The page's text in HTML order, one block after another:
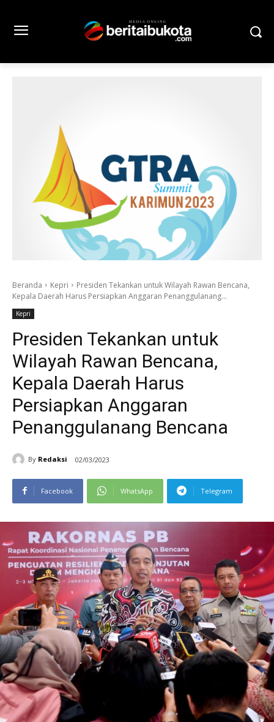
Beranda Kepri
Presiden Tekankan untuk Wilayah Rawan Bencana,
Kepala Daerah Harus Persiapkan Anggaran Penanggulanang...
Kepri
Presiden Tekankan untuk
Wilayah Rawan Bencana,
Kepala Daerah Harus
Persiapkan Anggaran
Penanggulanang Bencana
By Redaksi 02/03/2023
Facebook WhatsApp Telegram